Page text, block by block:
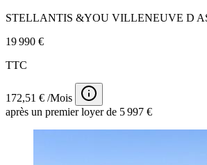
STELLANTIS &YOU VILLENEUVE D
19 990 €
TTC
172,51 € /Mois
après un premier loyer de 5 997 €